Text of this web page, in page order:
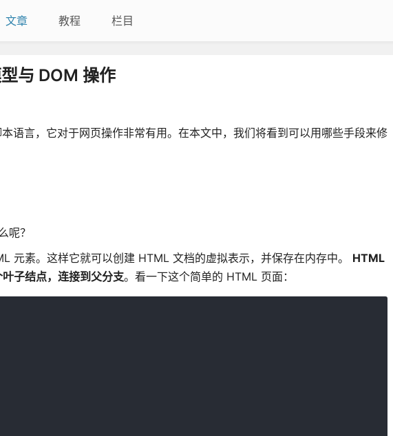
文章 教程 栏目
与 DOM 操作
语言，它对于网页操作非常有用。在本文中，我们将看到可以用哪些手段来修
呢？
元素。这样它就可以创建 HTML 文档的虚拟表示，并保存在内存中。 HTML
子结点，连接到父分支。看一下这个简单的 HTML 页面：